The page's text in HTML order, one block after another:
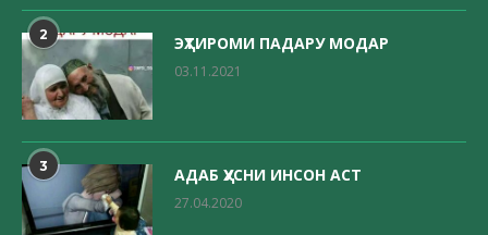
2 ЭҲТИРОМИ ПАДАРУ МОДАР
03.11.2021
3 АДАБ ҲУСНИ ИНСОН АСТ
27.04.2020